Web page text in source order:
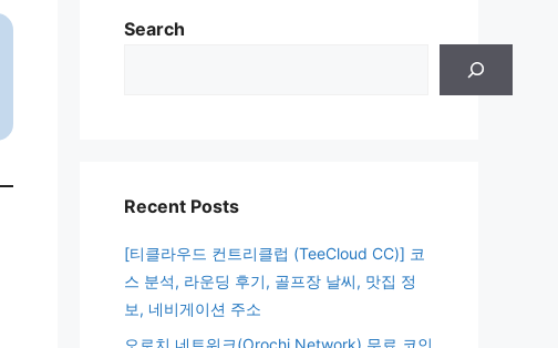
Search
Recent Posts
[티클라우드 컨트리클럽 (TeeCloud CC)] 코
스 분석, 라운딩 후기, 골프장 날씨, 맛집 정
보, 네비게이션 주소
오로치 네트워크(Orochi Network) 무료 코인